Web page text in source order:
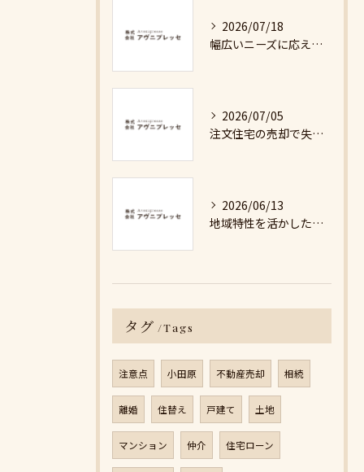
2026/07/18
幅広いニーズに応える不動産売却の現実と対策
2026/07/05
注文住宅の売却で失敗しないための詳細ガイド
2026/06/13
地域特性を活かした最適な不動産売却戦略の秘訣
タグ Tags
注意点 小田原 不動産売却 相続
離婚 住替え 戸建て 土地
マンション 仲介 住宅ローン